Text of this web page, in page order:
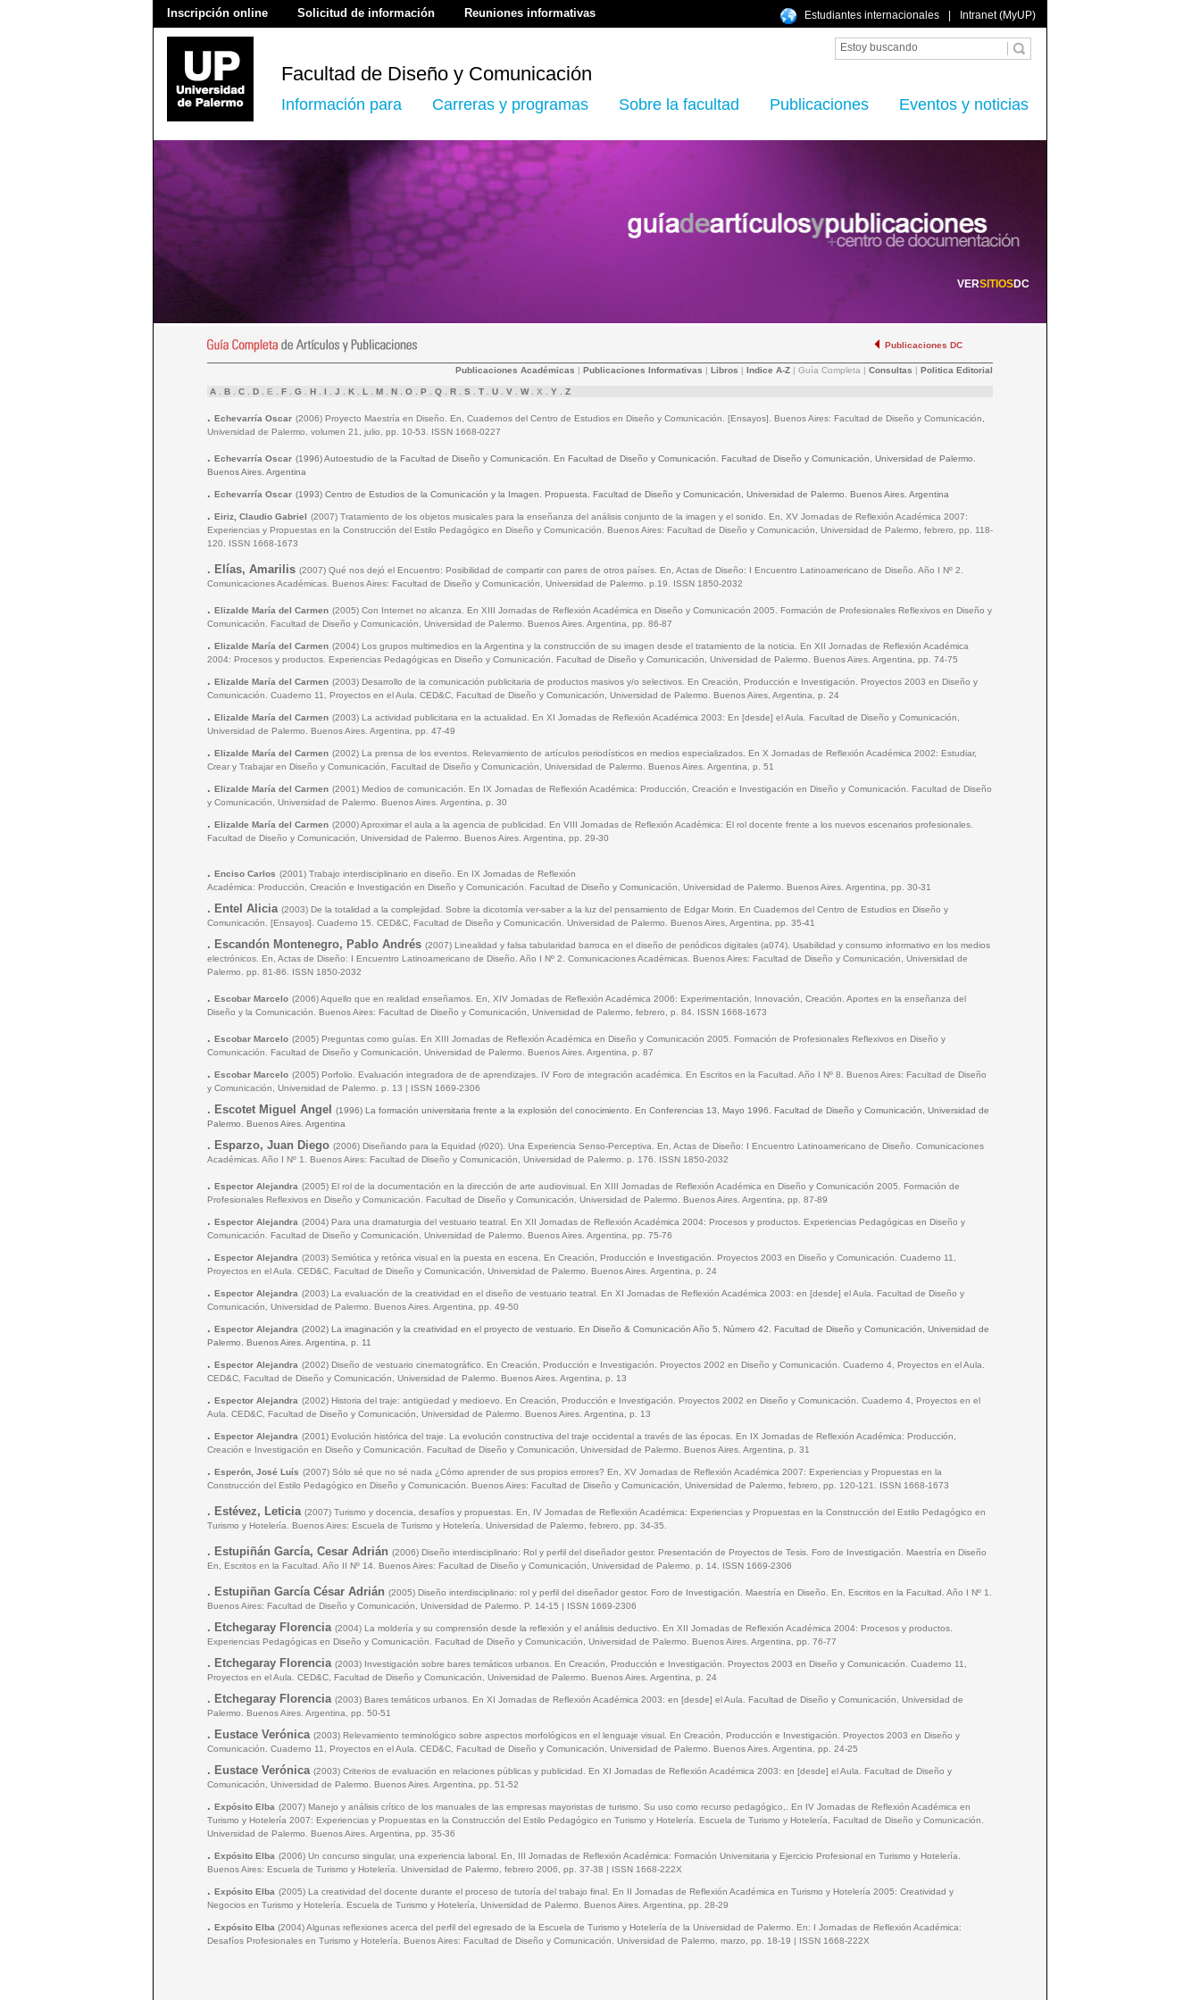
Inscripción online Solicitud de información Reuniones informativas Estudiantes internacionales Intranet (MyUP)
Facultad de Diseño y Comunicación
Información para Carreras y programas Sobre la facultad Publicaciones Eventos y noticias
Publicaciones DC
Publicaciones Académicas | Publicaciones Informativas | Libros | Indice A-Z | Guía Completa | Consultas | Politica Editorial
A B C D E F G H I J K L M N O P Q R S T U V W X Y Z
. Echevarría Oscar (2006) Proyecto Maestría en Diseño. En, Cuadernos del Centro de Estudios en Diseño y Comunicación. [Ensayos]. Buenos Aires: Facultad de Diseño y Comunicación,
Universidad de Palermo, volumen 21, julio, pp. 10-53. ISSN 1668-0227
. Echevarría Oscar (1996) Autoestudio de la Facultad de Diseño y Comunicación. En Facultad de Diseño y Comunicación. Facultad de Diseño y Comunicación, Universidad de Palermo.
Buenos Aires. Argentina
. Echevarría Oscar (1993) Centro de Estudios de la Comunicación y la Imagen. Propuesta. Facultad de Diseño y Comunicación, Universidad de Palermo. Buenos Aires. Argentina
. Eiriz, Claudio Gabriel (2007) Tratamiento de los objetos musicales para la enseñanza del análisis conjunto de la imagen y el sonido. En, XV Jornadas de Reflexión Académica 2007:
Experiencias y Propuestas en la Construcción del Estilo Pedagógico en Diseño y Comunicación. Buenos Aires: Facultad de Diseño y Comunicación, Universidad de Palermo, febrero, pp. 118-
120. ISSN 1668-1673
. Elías, Amarilis (2007) Qué nos dejó el Encuentro: Posibilidad de compartir con pares de otros países. En, Actas de Diseño: I Encuentro Latinoamericano de Diseño. Año I Nº 2.
Comunicaciones Académicas. Buenos Aires: Facultad de Diseño y Comunicación, Universidad de Palermo. p.19. ISSN 1850-2032
. Elizalde María del Carmen (2005) Con Internet no alcanza. En XIII Jornadas de Reflexión Académica en Diseño y Comunicación 2005. Formación de Profesionales Reflexivos en Diseño y
Comunicación. Facultad de Diseño y Comunicación, Universidad de Palermo. Buenos Aires. Argentina, pp. 86-87
. Elizalde María del Carmen (2004) Los grupos multimedios en la Argentina y la construcción de su imagen desde el tratamiento de la noticia. En XII Jornadas de Reflexión Académica
2004: Procesos y productos. Experiencias Pedagógicas en Diseño y Comunicación. Facultad de Diseño y Comunicación, Universidad de Palermo. Buenos Aires. Argentina, pp. 74-75
. Elizalde María del Carmen (2003) Desarrollo de la comunicación publicitaria de productos masivos y/o selectivos. En Creación, Producción e Investigación. Proyectos 2003 en Diseño y
Comunicación. Cuaderno 11, Proyectos en el Aula. CED&C, Facultad de Diseño y Comunicación, Universidad de Palermo. Buenos Aires, Argentina, p. 24
. Elizalde María del Carmen (2003) La actividad publicitaria en la actualidad. En XI Jornadas de Reflexión Académica 2003: En [desde] el Aula. Facultad de Diseño y Comunicación,
Universidad de Palermo. Buenos Aires. Argentina, pp. 47-49
. Elizalde María del Carmen (2002) La prensa de los eventos. Relevamiento de artículos periodísticos en medios especializados. En X Jornadas de Reflexión Académica 2002: Estudiar,
Crear y Trabajar en Diseño y Comunicación, Facultad de Diseño y Comunicación, Universidad de Palermo. Buenos Aires. Argentina, p. 51
. Elizalde María del Carmen (2001) Medios de comunicación. En IX Jornadas de Reflexión Académica: Producción, Creación e Investigación en Diseño y Comunicación. Facultad de Diseño
y Comunicación, Universidad de Palermo. Buenos Aires. Argentina, p. 30
. Elizalde María del Carmen (2000) Aproximar el aula a la agencia de publicidad. En VIII Jornadas de Reflexión Académica: El rol docente frente a los nuevos escenarios profesionales.
Facultad de Diseño y Comunicación, Universidad de Palermo. Buenos Aires. Argentina, pp. 29-30
. Enciso Carlos (2001) Trabajo interdisciplinario en diseño. En IX Jornadas de Reflexión
Académica: Producción, Creación e Investigación en Diseño y Comunicación. Facultad de Diseño y Comunicación, Universidad de Palermo. Buenos Aires. Argentina, pp. 30-31
. Entel Alicia (2003) De la totalidad a la complejidad. Sobre la dicotomía ver-saber a la luz del pensamiento de Edgar Morin. En Cuadernos del Centro de Estudios en Diseño y
Comunicación. [Ensayos]. Cuaderno 15. CED&C, Facultad de Diseño y Comunicación. Universidad de Palermo. Buenos Aires, Argentina, pp. 35-41
. Escandón Montenegro, Pablo Andrés (2007) Linealidad y falsa tabularidad barroca en el diseño de periódicos digitales (a074). Usabilidad y consumo informativo en los medios
electrónicos. En, Actas de Diseño: I Encuentro Latinoamericano de Diseño. Año I Nº 2. Comunicaciones Académicas. Buenos Aires: Facultad de Diseño y Comunicación, Universidad de
Palermo. pp. 81-86. ISSN 1850-2032
. Escobar Marcelo (2006) Aquello que en realidad enseñamos. En, XIV Jornadas de Reflexión Académica 2006: Experimentación, Innovación, Creación. Aportes en la enseñanza del
Diseño y la Comunicación. Buenos Aires: Facultad de Diseño y Comunicación, Universidad de Palermo, febrero, p. 84. ISSN 1668-1673
. Escobar Marcelo (2005) Preguntas como guías. En XIII Jornadas de Reflexión Académica en Diseño y Comunicación 2005. Formación de Profesionales Reflexivos en Diseño y
Comunicación. Facultad de Diseño y Comunicación, Universidad de Palermo. Buenos Aires. Argentina, p. 87
. Escobar Marcelo (2005) Porfolio. Evaluación integradora de de aprendizajes. IV Foro de integración académica. En Escritos en la Facultad. Año I Nº 8. Buenos Aires: Facultad de Diseño
y Comunicación, Universidad de Palermo. p. 13 | ISSN 1669-2306
. Escotet Miguel Angel
(1996) La formación universitaria frente a la explosión del conocimiento. En Conferencias 13, Mayo 1996. Facultad de Diseño y Comunicación, Universidad de
Palermo. Buenos Aires. Argentina
. Esparzo, Juan Diego (2006) Diseñando para la Equidad (r020). Una Experiencia Senso-Perceptiva. En, Actas de Diseño: I Encuentro Latinoamericano de Diseño. Comunicaciones
Académicas. Año I Nº 1. Buenos Aires: Facultad de Diseño y Comunicación, Universidad de Palermo. p. 176. ISSN 1850-2032
. Espector Alejandra (2005) El rol de la documentación en la dirección de arte audiovisual. En XIII Jornadas de Reflexión Académica en Diseño y Comunicación 2005. Formación de
Profesionales Reflexivos en Diseño y Comunicación. Facultad de Diseño y Comunicación, Universidad de Palermo. Buenos Aires. Argentina, pp. 87-89
. Espector Alejandra (2004) Para una dramaturgia del vestuario teatral. En XII Jornadas de Reflexión Académica 2004: Procesos y productos. Experiencias Pedagógicas en Diseño y
Comunicación. Facultad de Diseño y Comunicación, Universidad de Palermo. Buenos Aires. Argentina, pp. 75-76
. Espector Alejandra (2003) Semiótica y retórica visual en la puesta en escena. En Creación, Producción e Investigación. Proyectos 2003 en Diseño y Comunicación. Cuaderno 11,
Proyectos en el Aula. CED&C, Facultad de Diseño y Comunicación, Universidad de Palermo. Buenos Aires. Argentina, p. 24
. Espector Alejandra (2003) La evaluación de la creatividad en el diseño de vestuario teatral. En XI Jornadas de Reflexión Académica 2003: en [desde] el Aula. Facultad de Diseño y
Comunicación, Universidad de Palermo. Buenos Aires. Argentina, pp. 49-50
. Espector Alejandra (2002) La imaginación y la creatividad en el proyecto de vestuario. En Diseño & Comunicación Año 5, Número 42. Facultad de Diseño y Comunicación, Universidad de
Palermo. Buenos Aires. Argentina, p. 11
. Espector Alejandra (2002) Diseño de vestuario cinematográfico. En Creación, Producción e Investigación. Proyectos 2002 en Diseño y Comunicación. Cuaderno 4, Proyectos en el Aula.
CED&C, Facultad de Diseño y Comunicación, Universidad de Palermo. Buenos Aires. Argentina, p. 13
. Espector Alejandra (2002) Historia del traje: antigüedad y medioevo. En Creación, Producción e Investigación. Proyectos 2002 en Diseño y Comunicación. Cuaderno 4, Proyectos en el
Aula. CED&C, Facultad de Diseño y Comunicación, Universidad de Palermo. Buenos Aires. Argentina, p. 13
. Espector Alejandra (2001) Evolución histórica del traje. La evolución constructiva del traje occidental a través de las épocas. En IX Jornadas de Reflexión Académica: Producción,
Creación e Investigación en Diseño y Comunicación. Facultad de Diseño y Comunicación, Universidad de Palermo. Buenos Aires. Argentina, p. 31
. Esperón, José Luís (2007) Sólo sé que no sé nada ¿Cómo aprender de sus propios errores? En, XV Jornadas de Reflexión Académica 2007: Experiencias y Propuestas en la
Construcción del Estilo Pedagógico en Diseño y Comunicación. Buenos Aires: Facultad de Diseño y Comunicación, Universidad de Palermo, febrero, pp. 120-121. ISSN 1668-1673
. Estévez, Leticia (2007) Turismo y docencia, desafíos y propuestas. En, IV Jornadas de Reflexión Académica: Experiencias y Propuestas en la Construcción del Estilo Pedagógico en
Turismo y Hotelería. Buenos Aires: Escuela de Turismo y Hotelería. Universidad de Palermo, febrero, pp. 34-35.
. Estupiñán García, Cesar Adrián (2006) Diseño interdisciplinario: Rol y perfil del diseñador gestor. Presentación de Proyectos de Tesis. Foro de Investigación. Maestría en Diseño
En, Escritos en la Facultad. Año II Nº 14. Buenos Aires: Facultad de Diseño y Comunicación, Universidad de Palermo. p. 14. ISSN 1669-2306
. Estupiñan García César Adrián (2005) Diseño interdisciplinario: rol y perfil del diseñador gestor. Foro de Investigación. Maestría en Diseño. En, Escritos en la Facultad. Año I Nº 1.
Buenos Aires: Facultad de Diseño y Comunicación, Universidad de Palermo. P. 14-15 | ISSN 1669-2306
. Etchegaray Florencia (2004) La moldería y su comprensión desde la reflexión y el análisis deductivo. En XII Jornadas de Reflexión Académica 2004: Procesos y productos.
Experiencias Pedagógicas en Diseño y Comunicación. Facultad de Diseño y Comunicación, Universidad de Palermo. Buenos Aires. Argentina, pp. 76-77
. Etchegaray Florencia (2003) Investigación sobre bares temáticos urbanos. En Creación, Producción e Investigación. Proyectos 2003 en Diseño y Comunicación. Cuaderno 11,
Proyectos en el Aula. CED&C, Facultad de Diseño y Comunicación, Universidad de Palermo. Buenos Aires. Argentina, p. 24
. Etchegaray Florencia (2003) Bares temáticos urbanos. En XI Jornadas de Reflexión Académica 2003: en [desde] el Aula. Facultad de Diseño y Comunicación, Universidad de
Palermo. Buenos Aires. Argentina, pp. 50-51
. Eustace Verónica (2003) Relevamiento terminológico sobre aspectos morfológicos en el lenguaje visual. En Creación, Producción e Investigación. Proyectos 2003 en Diseño y
Comunicación. Cuaderno 11, Proyectos en el Aula. CED&C, Facultad de Diseño y Comunicación, Universidad de Palermo. Buenos Aires. Argentina, pp. 24-25
. Eustace Verónica (2003) Criterios de evaluación en relaciones públicas y publicidad. En XI Jornadas de Reflexión Académica 2003: en [desde] el Aula. Facultad de Diseño y
Comunicación, Universidad de Palermo. Buenos Aires. Argentina, pp. 51-52
. Expósito Elba (2007) Manejo y análisis crítico de los manuales de las empresas mayoristas de turismo. Su uso como recurso pedagógico,. En IV Jornadas de Reflexión Académica en
Turismo y Hotelería 2007: Experiencias y Propuestas en la Construcción del Estilo Pedagógico en Turismo y Hotelería. Escuela de Turismo y Hotelería, Facultad de Diseño y Comunicación.
Universidad de Palermo. Buenos Aires. Argentina, pp. 35-36
. Expósito Elba (2006) Un concurso singular, una experiencia laboral. En, III Jornadas de Reflexión Académica: Formación Universitaria y Ejercicio Profesional en Turismo y Hotelería.
Buenos Aires: Escuela de Turismo y Hotelería. Universidad de Palermo, febrero 2006, pp. 37-38 | ISSN 1668-222X
. Expósito Elba (2005) La creatividad del docente durante el proceso de tutoría del trabajo final. En II Jornadas de Reflexión Académica en Turismo y Hotelería 2005: Creatividad y
Negocios en Turismo y Hotelería. Escuela de Turismo y Hotelería, Universidad de Palermo. Buenos Aires. Argentina, pp. 28-29
. Expósito Elba (2004) Algunas reflexiones acerca del perfil del egresado de la Escuela de Turismo y Hotelería de la Universidad de Palermo. En: I Jornadas de Reflexión Académica:
Desafíos Profesionales en Turismo y Hotelería. Buenos Aires: Facultad de Diseño y Comunicación, Universidad de Palermo, marzo, pp. 18-19 | ISSN 1668-222X
VERSITIOSDC